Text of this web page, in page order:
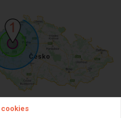
cookies